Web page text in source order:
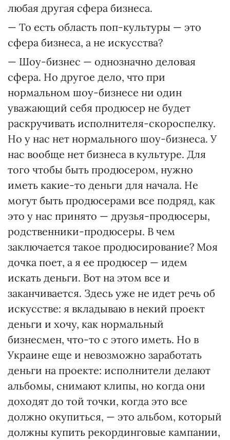
любая другая сфера бизнеса.
— То есть область поп-культуры — это
сфера бизнеса, а не искусства?
— Шоу-бизнес — однозначно деловая
сфера. Но другое дело, что при
нормальном шоу-бизнесе ни один
уважающий себя продюсер не будет
раскручивать исполнителя-скороспелку.
Но у нас нет нормального шоу-бизнеса. У
нас вообще нет бизнеса в культуре. Для
того чтобы быть продюсером, нужно
иметь какие-то деньги для начала. Не
могут быть продюсерами все подряд, как
это у нас принято — друзья-продюсеры,
родственники-продюсеры. В чем
заключается такое продюсирование? Моя
дочка поет, а я ее продюсер — идем
искать деньги. Вот на этом все и
заканчивается. Здесь уже не идет речь об
искусстве: я вкладываю в некий проект
деньги и хочу, как нормальный
бизнесмен, что-то с этого иметь. Но в
Украине еще и невозможно заработать
деньги на проекте: исполнители делают
альбомы, снимают клипы, но когда они
доходят до той точки, когда это все
должно окупиться, — это альбом, который
должны купить рекординговые кампании,